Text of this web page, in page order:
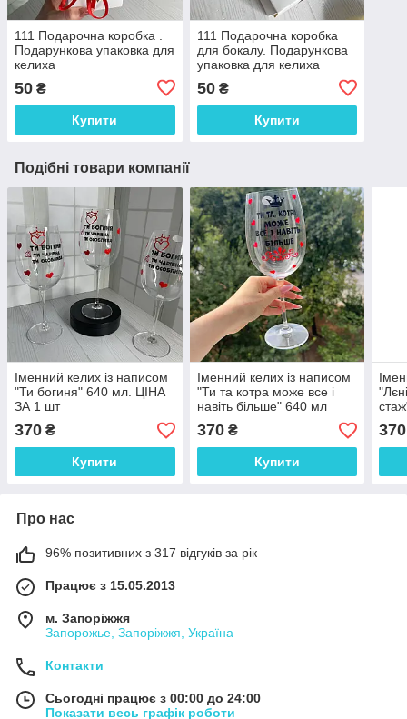
111 Подарочна коробка .
Подарункова упаковка для
келиха
50 ₴
Купити
111 Подарочна коробка
для бокалу. Подарункова
упаковка для келиха
50₴
Купити
Подібні товари компанії
Іменний келих із написом
"Ти богиня" 640 мл. ЦІНА
ЗА 1 шт
370 ₴
Купити
Іменний келих із написом
"Ти та котра може все і
навіть більше" 640 мл
370₴
Купити
370
Про нас
96% позитивних з 317 відгуків за рік
Працює з 15.05.2013
м. Запоріжжя
Запорожье, Запоріжжя, Україна
Контакти
Сьогодні працює з 00:00 до 24:00
Показати весь графік роботи